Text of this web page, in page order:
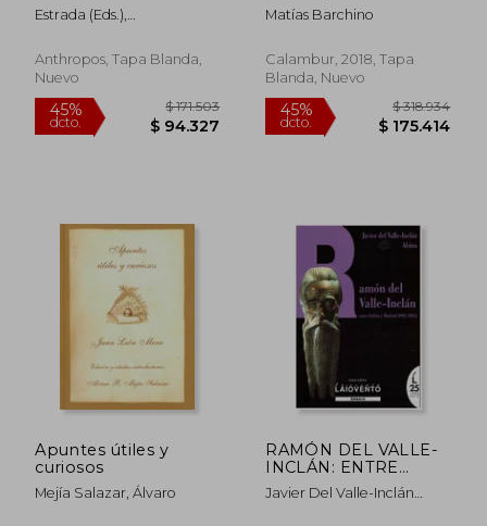
dcto. $ 116.954 dcto. $
[Próxima Aparición]
Estrada (Eds.),
Anthropos, Tapa Blanda,
Nuevo
de los Intelectuales
Matías Barchino
Calambur, 2018, Tapa
Blanda, Nuevo
Apuntes útiles y
curiosos
Mejía Salazar, Álvaro
RAMÓN DEL VALLE-
INCLÁN: ENTRE
GALIZA E MADRID
(1912-1925)
Javier Del Valle-Inclán